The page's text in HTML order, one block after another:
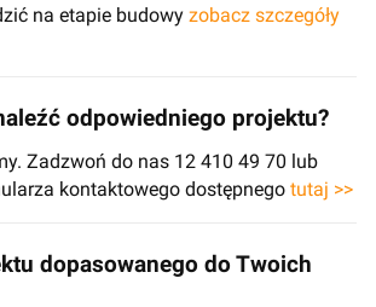
na etapie budowy zobacz szczegóły
odpowiedniego projektu?
Zadzwoń do nas 12 410 49 70 lub
kontaktowego dostępnego tutaj >>
dopasowanego do Twoich